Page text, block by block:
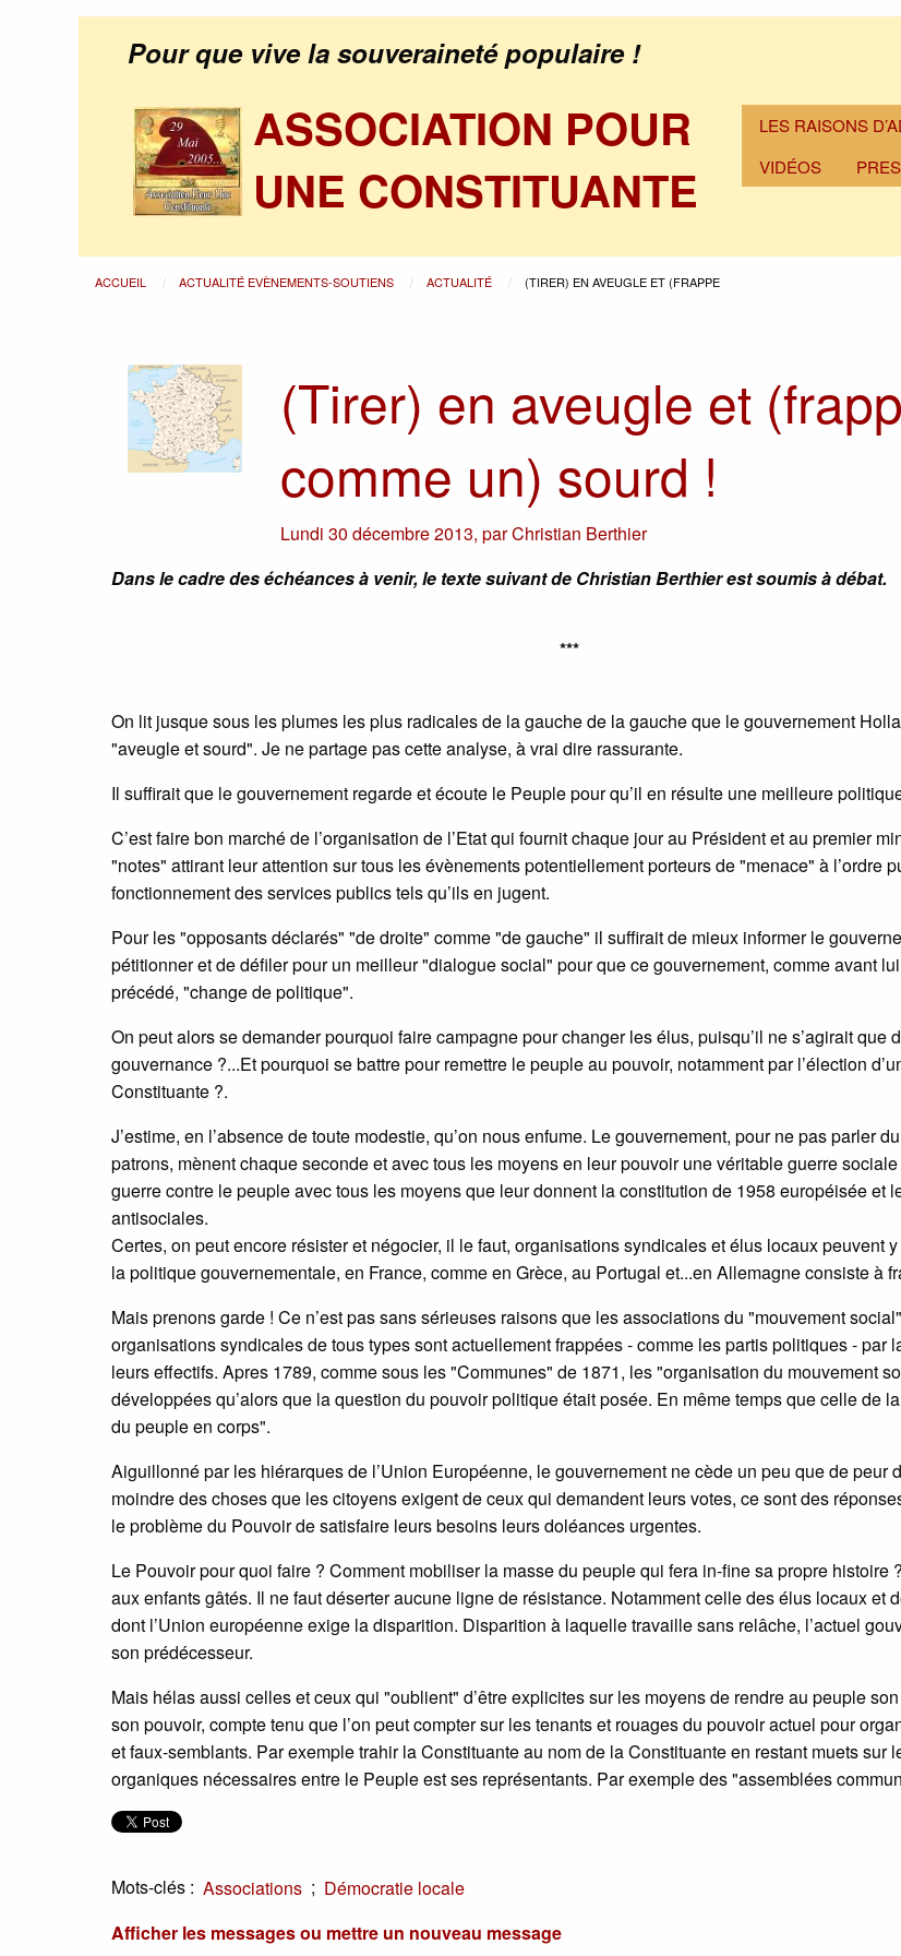
Pour que vive la souveraineté populaire !
ASSOCIATION POUR
UNE CONSTITUANTE
LES RAISONS
VIDÉOS
ACCUEIL ACTUALITÉ EVÈNEMENTS-SOUTIENS ACTUALITÉ (TIRER) EN AVEUGLE ET (FRAPPE
(Tirer) en aveugle et
comme un) sourd !
Lundi 30 décembre 2013,parChristian Berthier
Dans le cadre des échéances à venir, le texte suivant de Christian Berthier est soumis à débat.
***
On lit jusque sous les plumes les plus radicales de la gauche de la gauche que le gouvernement
"aveugle et sourd". Je ne partage pas cette analyse, à vrai dire rassurante.
Il suffirait que le gouvernement regarde et écoute le Peuple pour qu’il en résulte une meilleure
C’est faire bon marché de l’organisation de l’Etat qui fournit chaque jour au Président et au premier
"notes" attirant leur attention sur tous les évènements potentiellement porteurs de "menace" à l’ordre
fonctionnement des services publics tels qu’ils en jugent.
Pour les "opposants déclarés" "de droite" comme "de gauche" il suffirait de mieux informer le
pétitionner et de défiler pour un meilleur "dialogue social" pour que ce gouvernement, comme avant
précédé, "change de politique".
On peut alors se demander pourquoi faire campagne pour changer les élus, puisqu’il ne s’agirait que
gouvernance ?...Et pourquoi se battre pour remettre le peuple au pouvoir, notamment par l’élection
Constituante ?.
J’estime, en l’absence de toute modestie, qu’on nous enfume. Le gouvernement, pour ne pas parler
patrons, mènent chaque seconde et avec tous les moyens en leur pouvoir une véritable guerre
guerre contre le peuple avec tous les moyens que leur donnent la constitution de 1958 européisée et
antisociales.
Certes, on peut encore résister et négocier, il le faut, organisations syndicales et élus locaux peuvent
la politique gouvernementale, en France, comme en Grèce, au Portugal et...en Allemagne consiste à
Mais prenons garde ! Ce n’est pas sans sérieuses raisons que les associations du "mouvement
organisations syndicales de tous types sont actuellement frappées - comme les partis politiques - par
leurs effectifs. Apres 1789, comme sous les "Communes" de 1871, les "organisation du mouvement
développées qu’alors que la question du pouvoir politique était posée. En même temps que celle de
du peuple en corps".
Aiguillonné par les hiérarques de l’Union Européenne, le gouvernement ne cède un peu que de peur
moindre des choses que les citoyens exigent de ceux qui demandent leurs votes, ce sont des
le problème du Pouvoir de satisfaire leurs besoins leurs doléances urgentes.
Le Pouvoir pour quoi faire ? Comment mobiliser la masse du peuple qui fera in-fine sa propre histoire
aux enfants gâtés. Il ne faut déserter aucune ligne de résistance. Notamment celle des élus locaux et
dont l’Union européenne exige la disparition. Disparition à laquelle travaille sans relâche, l’actuel
son prédécesseur.
Mais hélas aussi celles et ceux qui "oublient" d’être explicites sur les moyens de rendre au peuple
son pouvoir, compte tenu que l’on peut compter sur les tenants et rouages du pouvoir actuel pour
et faux-semblants. Par exemple trahir la Constituante au nom de la Constituante en restant muets sur
organiques nécessaires entre le Peuple est ses représentants. Par exemple des "assemblées
Mots-clés : Associations ; Démocratie locale
Afficher les messages ou mettre un nouveau message